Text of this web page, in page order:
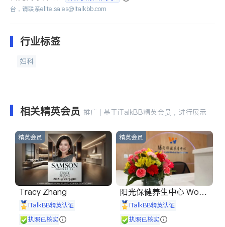
台，请联系elite.sales@italkbb.com
行业标签
妇科
相关精英会员 推广 | 基于iTalkBB精英会员，进行展示
精英会员
Tracy Zhang
iTalkBB精英认证
执照已核实
精英会员
阳光保健养生中心 World
shine
iTalkBB精英认证
执照已核实